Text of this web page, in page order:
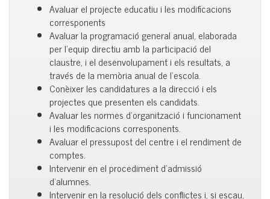
Avaluar el projecte educatiu i les modificacions
corresponents
Avaluar la programació general anual, elaborada
per l’equip directiu amb la participació del
claustre, i el desenvolupament i els resultats, a
través de la memòria anual de l’escola.
Conèixer les candidatures a la direcció i els
projectes que presenten els candidats.
Avaluar les normes d’organització i funcionament
i les modificacions corresponents.
Avaluar el pressupost del centre i el rendiment de
comptes.
Intervenir en el procediment d’admissió
d’alumnes.
Intervenir en la resolució dels conflictes i, si escau,